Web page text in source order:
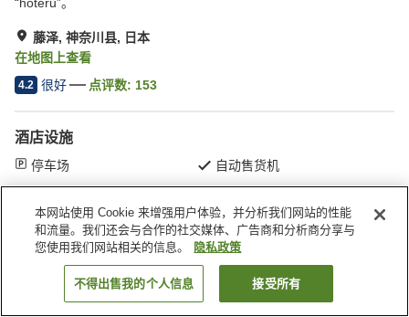
藤泽, 神奈川县, 日本
在地图上查看
4.2 很好 点评数: 153
酒店设施
停车场 自动售货机
首页 日本 神奈川县 藤泽 彩夏酒店
搜索客房
本网站使用 Cookie 来增强用户体验，并分析我们网站的性能
和流量。我们还会与合作的社交媒体、广告商和分析商分享与
您使用我们网站相关的信息。
隐私政策
不得出售我的个人信息 接受所有